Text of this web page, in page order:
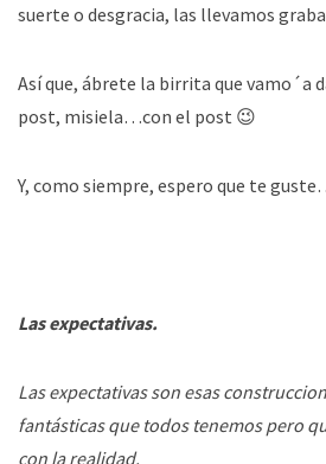
suerte o desgracia, las llevamos
Así que, ábrete la birrita que vamo´a
post, misiela…con el post 😉
Y, como siempre, espero que te
Las expectativas.
Las expectativas son esas
fantásticas que todos tenemos pero
con la realidad.